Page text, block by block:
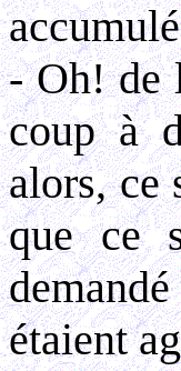
- Oh! de
coup à
alors, ce
que ce
étaient